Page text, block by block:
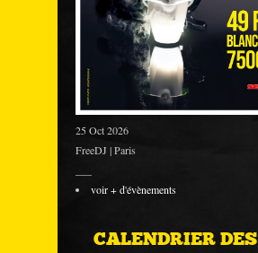
25 Oct 2026
FreeDJ | Paris
voir + d'évènements
CALENDRIER DES